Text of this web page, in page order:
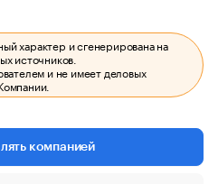
характер и сгенерирована на
источников.
и не имеет деловых
компанией